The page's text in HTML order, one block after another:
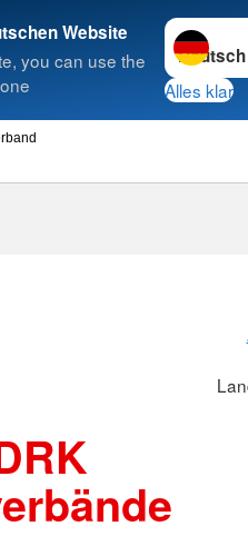
Website
you can use the
Sprache
Alles klar
Suche